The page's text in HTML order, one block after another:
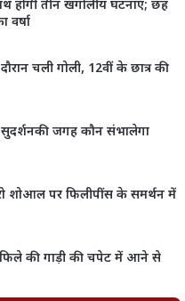
होंगी तीन खगोलीय घटनाएं; छह
वर्षा
चली गोली, 12वीं के छात्र की
सुदर्शनकी जगह कौन संभालेगा
शोआल पर फिलीपींस के समर्थन में
की गाड़ी की चपेट में आने से